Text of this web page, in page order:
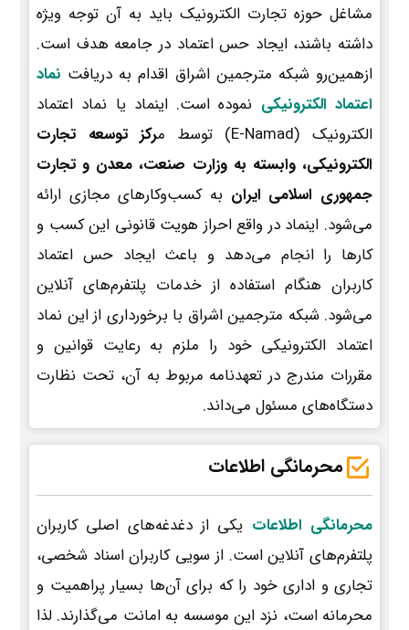
مشاغل حوزه تجارت الکترونیک باید به آن توجه ویژه
داشته باشند، ایجاد حس اعتماد در جامعه هدف است.
ازهمین‌رو شبکه مترجمین اشراق اقدام به دریافت نماد
اعتماد الکترونیکی نموده است. اینماد یا نماد اعتماد
الکترونیک (E-Namad) توسط م
رکز توسعه تجارت
الکترونیکی، وابسته به وزارت صنعت، معدن و تجارت
جمهوری اسلامی ایران به کسب‌وکارهای مجازی ارائه
می‌شود. اینماد در واقع احراز هویت قانونی این کسب و
کارها را انجام می‌دهد و باعث ایجاد حس اعتماد
کاربران هنگام استفاده از خدمات پلتفرم‌های آنلاین
می‌شود. شبکه مترجمین اشراق با برخورداری از این نماد
اعتماد الکترونیکی خود را ملزم به رعایت قوانین و
مقررات مندرج در تعهدنامه مربوط به آن، تحت نظارت
دستگاه‌های مسئول می‌داند.
محرمانگی اطلاعات
محرمانگی اطلاعات یکی از دغدغه‌های اصلی کاربران
پلتفرم‌های آنلاین است. از سویی کاربران اسناد شخصی،
تجاری و اداری خود را که برای آن‌ها بسیار پراهمیت و
محرمانه است، نزد این موسسه به امانت می‌گذارند. لذا